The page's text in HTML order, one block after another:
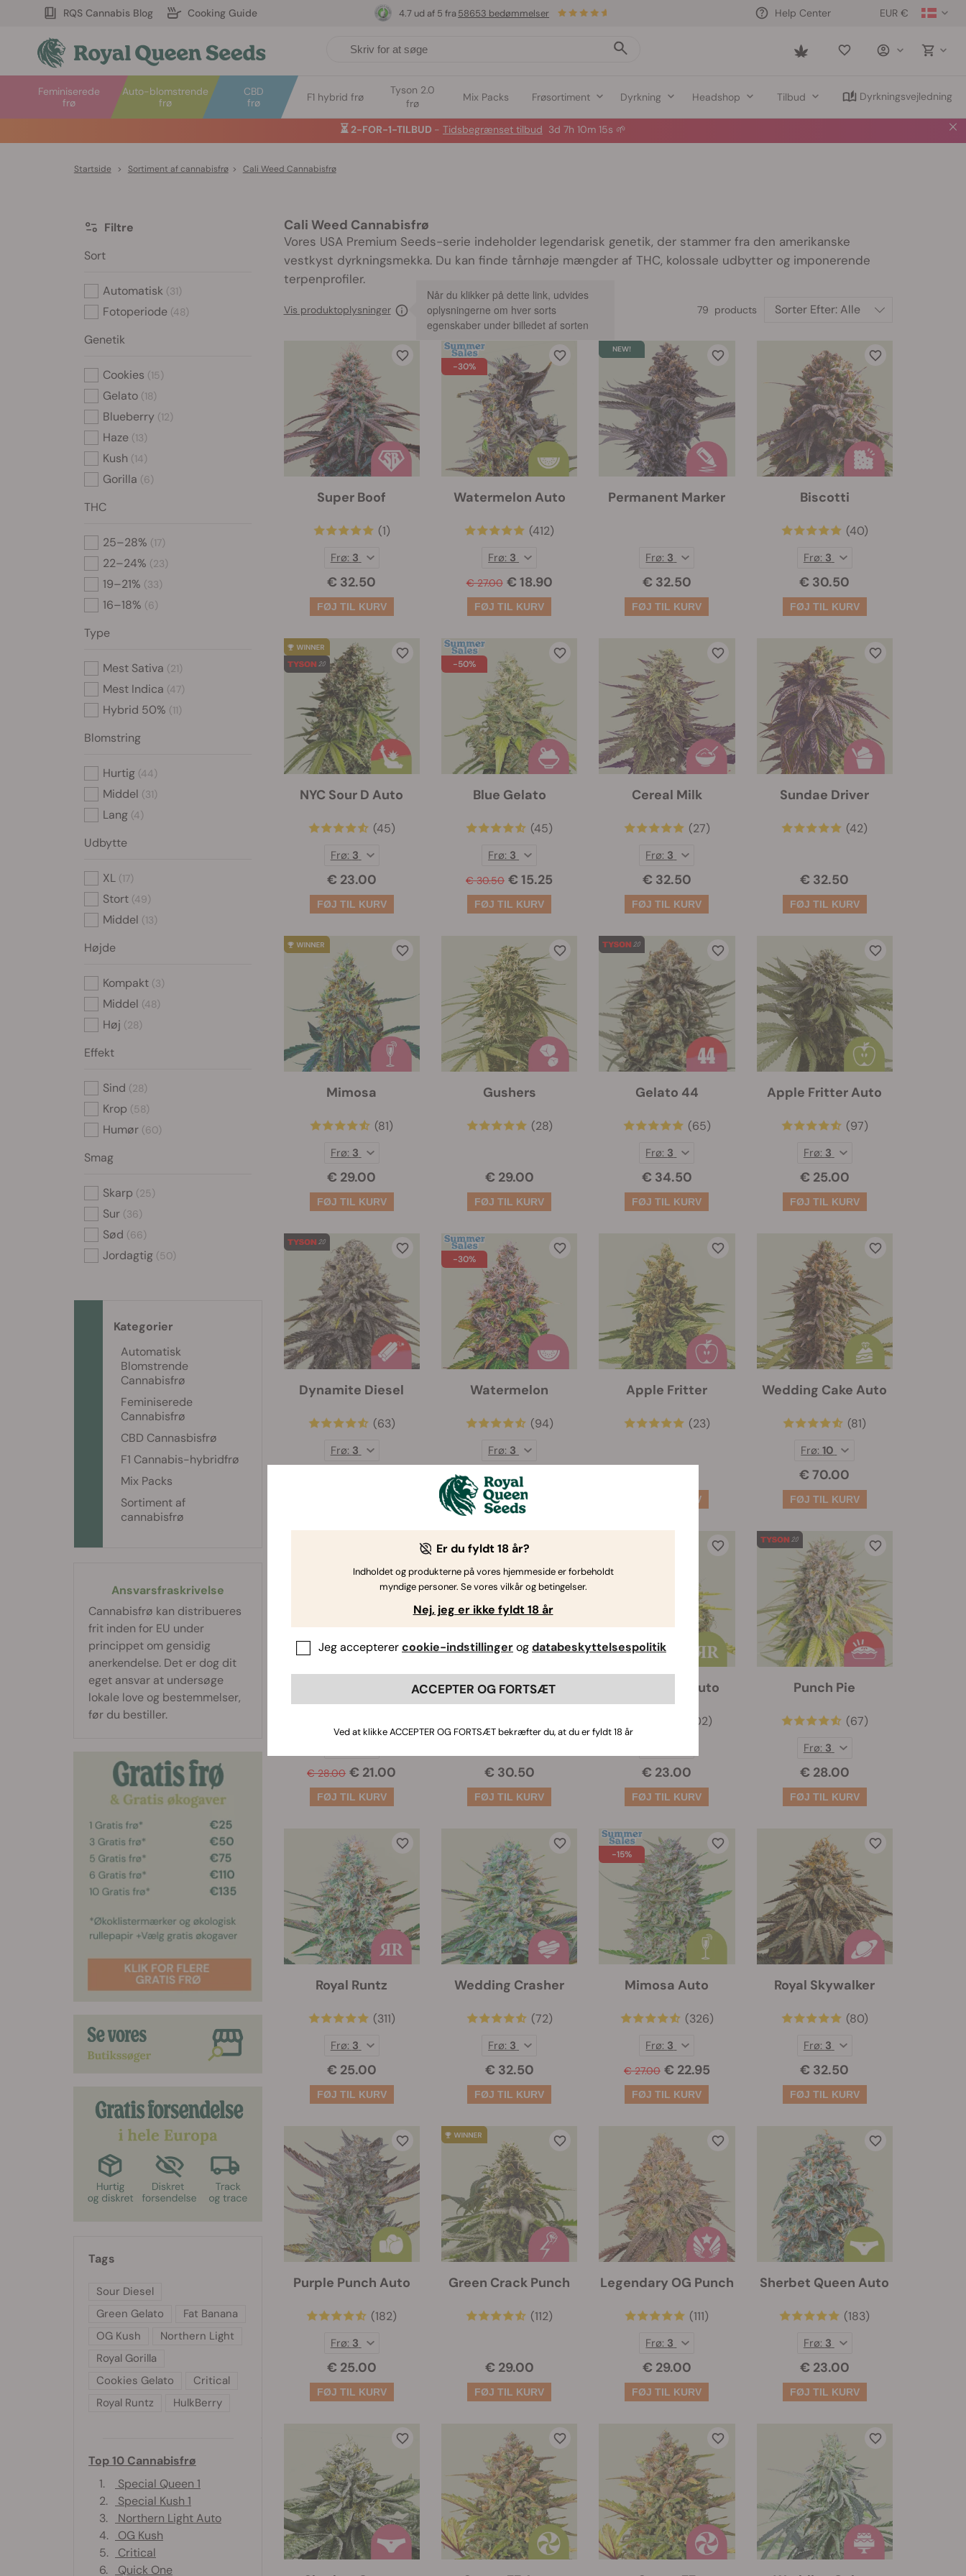
RQS Cannabis Blog Cooking Guide EUR €
Help Center
Saved
Auto-blomstrende
frø
Feminiserede
frø
CBD
frø
F1 hybrid frø
Tyson 2.0
frø
Mix Packs Frøsortiment Dyrkning Headshop Tilbud Dyrkningsvejledning
4.7 ud af 5 fra58653 bedømmelser
⏳ 2-FOR-1-TILBUD -Tidsbegrænset tilbud 3d 7h 10m 13s 🌱
Startside > Sortiment af cannabisfrø > Cali Weed Cannabisfrø
Cali Weed Cannabisfrø
Vores USA Premium Seeds-serie indeholder legendarisk genetik, der stammer fra den amerikanske
vestkyst dyrkningsmekka. Du kan finde tårnhøje mængder af THC, kolossale udbytter og imponerende
terpenprofiler.
Vis produktoplysninger
Når du klikker på dette link, udvides
oplysningerne om hver sorts
egenskaber under billedet af sorten
79 products Sorter Efter:Alle
Super Boof
(1)
€ 32.50
Frø: 3
-30%
Watermelon Auto
(412)
€ 27.00 € 18.90
Frø: 3
Permanent Marker
€ 32.50
Frø: 3
Biscotti
(40)
€ 30.50
Frø: 3
NYC Sour D Auto
(45)
€ 23.00
Frø: 3
-50%
Blue Gelato
(45)
€ 30.50 € 15.25
Frø: 3
Cereal Milk
(27)
€ 32.50
Frø: 3
Sundae Driver
(42)
€ 32.50
Mimosa
(81)
€ 29.00
Frø: 3
Gushers
(28)
€ 29.00
Gelato 44
(65)
€ 34.50
Frø: 3
Apple Fritter Auto
(97)
€ 25.00
Frø: 3
Dynamite Diesel
(63)
Frø: 3
-30%
Watermelon
(94)
€ 29.00 € 20.30
Frø: 3
Apple Fritter
(23)
Wedding Cake Auto
(81)
€ 70.00
Frø:10
€ 28.00 € 21.00
Wedding Cake
€ 30.50
Royal Runtz Auto
(102)
€ 23.00
Punch Pie
(67)
€ 28.00
Frø: 3
Royal Runtz
(311)
€ 25.00
Frø: 3
Wedding Crasher
(72)
€ 32.50
Frø: 3
-15%
Mimosa Auto
(326)
€ 27.00 € 22.95
Frø: 3
Royal Skywalker
(80)
€ 32.50
Frø: 3
Purple Punch Auto
(182)
€ 25.00
Frø: 3
Green Crack Punch
(112)
€ 29.00
Legendary OG Punch
(111)
€ 29.00
Frø: 3
Sherbet Queen Auto
(183)
€ 23.00
Frø: 3
Filtre
Sort
Automatisk (31)
Fotoperiode (48)
Genetik
Cookies (15)
Gelato (18)
Blueberry (12)
Haze (13)
Kush (14)
Gorilla (6)
THC
25–28% (17)
22–24% (23)
19–21% (33)
16–18% (6)
Type
Mest Sativa (21)
Mest Indica (47)
Hybrid 50% (11)
Blomstring
Hurtig (44)
Middel (31)
Lang (4)
Udbytte
XL (17)
Stort (49)
Middel (13)
Højde
Kompakt (3)
Middel (48)
Høj (28)
Effekt
Sind (28)
Krop (58)
Humør (60)
Smag
Skarp (25)
Sur (36)
Sød (66)
Jordagtig (50)
Kategorier
Automatisk
Blomstrende
Cannabisfrø
Feminiserede
Cannabisfrø
CBD Cannasbisfrø
F1 Cannabis-hybridfrø
Mix Packs
Sortiment af
cannabisfrø
Ansvarsfraskrivelse
Cannabisfrø kan distribueres
frit inden for EU under
princippet om gensidig
anerkendelse. Det er dog dit
eget ansvar at undersøge
lokale love og bestemmelser,
før du bestiller.
Tags
Sour Diesel
Green Gelato
Fat Banana
OG Kush
Northern Light
Royal Gorilla
Cookies Gelato
Critical
Royal Runtz
HulkBerry
Top 10 Cannabisfrø
1.
Special Queen 1
2.
Special Kush 1
3.
Northern Light Auto
4.
OG Kush
5.
Critical
6.
Quick One
Er du fyldt 18 år?
Indholdet og produkterne på vores hjemmeside er forbeholdt
myndige personer. Se vores vilkår og betingelser.
Nej, jeg er ikke fyldt 18 år
Jeg accepterercookie-indstillingerogdatabeskyttelsespolitik
ACCEPTER OG FORTSÆT
Ved at klikke ACCEPTER OG FORTSÆT bekræfter du, at du er fyldt 18 år